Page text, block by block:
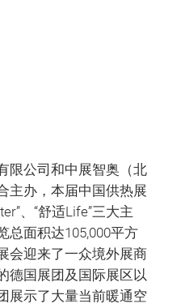
限公司和中展智奥（北
主办，本届中国供热展
、“舒适Life”三大主
总面积达105,000平方
会迎来了一众境外展商
德国展团及国际展区以
展示了大量当前暖通空